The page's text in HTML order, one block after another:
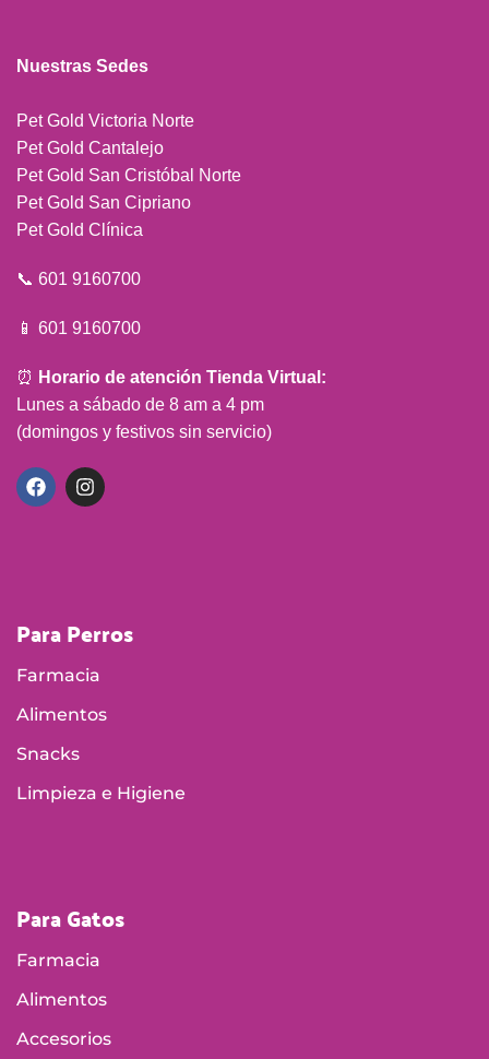
Nuestras Sedes
Pet Gold Victoria Norte
Pet Gold Cantalejo
Pet Gold San Cristóbal Norte
Pet Gold San Cipriano
Pet Gold Clínica
📞 601 9160700
📱 601 9160700
⏰ Horario de atención Tienda Virtual:
Lunes a sábado de 8 am a 4 pm
(domingos y festivos sin servicio)
Para Perros
Farmacia
Alimentos
Snacks
Limpieza e Higiene
Para Gatos
Farmacia
Alimentos
Accesorios